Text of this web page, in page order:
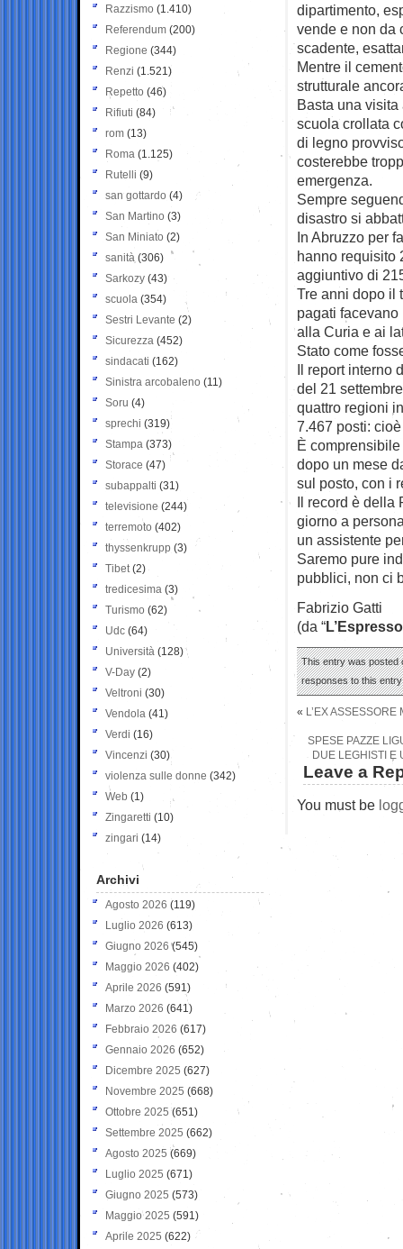
dipartimento,
vende e non da
scadente,
Mentre il
strutturale
Basta una
scuola crollata
di legno
costerebbe
emergenza.
Sempre
disastro si
In Abruzzo per
hanno requisito
aggiuntivo di
Tre anni dopo il
pagati
alla Curia e ai
Stato come
Il report interno
del 21
quattro regioni
7.467 posti:
È
dopo un mese
sul posto, con i
Il record è della
giorno a
un assistente
Saremo pure
pubblici, non ci
Fabrizio Gatti
(da “
This entry was posted
responses to this
« L’EX
SPESE PAZZE
DUE LEGHISTI E
Leave a
You must be
Razzismo (1.410)
Referendum (200)
Regione (344)
Renzi (1.521)
Repetto (46)
Rifiuti (84)
rom (13)
Roma (1.125)
Rutelli (9)
san gottardo (4)
San Martino (3)
San Miniato (2)
sanità (306)
Sarkozy (43)
scuola (354)
Sestri Levante (2)
Sicurezza (452)
sindacati (162)
Sinistra arcobaleno (11)
Soru (4)
sprechi (319)
Stampa (373)
Storace (47)
subappalti (31)
televisione(244)
terremoto (402)
thyssenkrupp (3)
Tibet(2)
tredicesima (3)
Turismo (62)
Udc (64)
Università (128)
V-Day (2)
Veltroni (30)
Vendola (41)
Verdi (16)
Vincenzi (30)
violenza sulle donne (342)
Web (1)
Zingaretti (10)
zingari (14)
Archivi
Agosto 2026 (119)
Luglio 2026 (613)
Giugno 2026 (545)
Maggio 2026 (402)
Aprile 2026 (591)
Marzo 2026 (641)
Febbraio 2026 (617)
Gennaio 2026 (652)
Dicembre 2025 (627)
Novembre 2025 (668)
Ottobre 2025 (651)
Settembre 2025 (662)
Agosto 2025 (669)
Luglio 2025 (671)
Giugno 2025 (573)
Maggio 2025 (591)
Aprile 2025 (622)